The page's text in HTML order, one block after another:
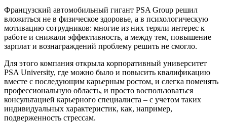
Французский автомобильный гигант PSA Group решил
вложиться не в физическое здоровье, а в психологическую
мотивацию сотрудников: многие из них теряли интерес к
работе и снижали эффективность, а между тем, повышение
зарплат и вознаграждений проблему решить не смогло.
Для этого компания открыла корпоративный университет
PSA University, где можно было и повысить квалификацию
вместе с последующим карьерным ростом, и слегка поменять
профессиональную область, и просто воспользоваться
консультацией карьерного специалиста – с учетом таких
индивидуальных характеристик, как, например,
подверженность стрессам.